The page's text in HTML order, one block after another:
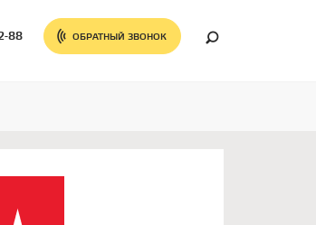
88 ОБРАТНЫЙ ЗВОНОК